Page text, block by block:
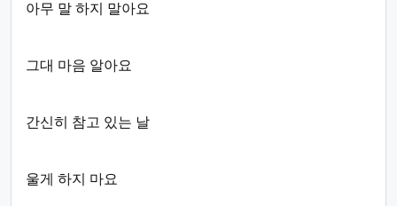
아무 말 하지 말아요
그대 마음 알아요
간신히 참고 있는 날
울게 하지 마요